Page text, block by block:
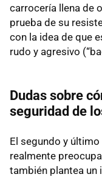
carrocería llena de
prueba de su
con la idea de que
rudo y agresivo
Dudas sobre
seguridad de
El segundo y
realmente
también plantea un